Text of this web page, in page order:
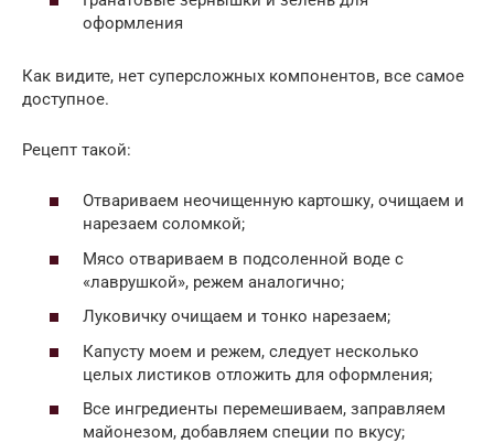
оформления
Как видите, нет суперсложных компонентов, все самое
доступное.
Рецепт такой:
Отвариваем неочищенную картошку, очищаем и
нарезаем соломкой;
Мясо отвариваем в подсоленной воде с
«лаврушкой», режем аналогично;
Луковичку очищаем и тонко нарезаем;
Капусту моем и режем, следует несколько
целых листиков отложить для оформления;
Все ингредиенты перемешиваем, заправляем
майонезом, добавляем специи по вкусу;